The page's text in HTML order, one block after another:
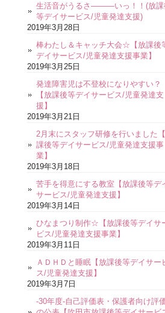
生活音がうるさ―――いっ！！(放課
等デイサービス/児童発達支援)
2019年3月28日
棒わたし＆キャッチ大会☆【放課後
デイサービス/児童発達支援事業】
2019年3月25日
発達障害児は不登校になりやすい？
【放課後等デイサービス/児童発達支
援】
2019年3月21日
2月末にスタッフ研修を行いました
課後等デイサービス/児童発達支援事
業】
2019年3月18日
苦手を得意にする教室【放課後等デ
サービス/児童発達支援】
2019年3月14日
ひなまつり制作☆【放課後等デイサ
ビス/児童発達支援事業】
2019年3月11日
ＡＤＨＤと睡眠【放課後等デイサー
ス/児童発達支援】
2019年3月7日
-30年度-自己評価表・保護者向け評